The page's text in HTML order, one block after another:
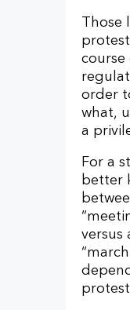
Those
course
order
what,
a
For a
better
versus